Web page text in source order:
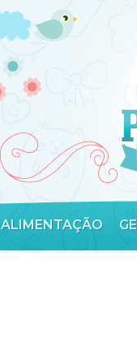
ALIMENTAÇÃO